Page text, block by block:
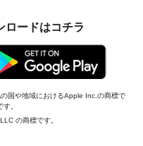
ロードはコチラ
国や地域におけるApple Inc.の商標で
。
の商標です。